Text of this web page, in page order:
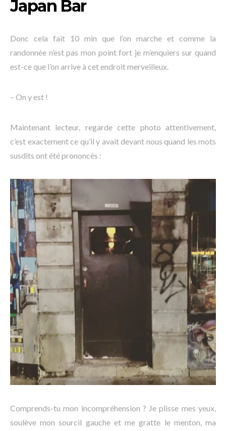
Japan Bar
Donc cela fait 10 min que l’on marche et comme la
randonnée n’est pas mon point fort je m’enquiers sur quand
est-ce que l’on arrive à cet endroit merveilleux.
– On y est !
Maintenant lecteur, regarde cette photo attentivement,
c’est exactement ce qu’il y avait devant nous quand les mots
susdits ont été prononcés :
Comprends-tu mon incompréhension ? Je plisse mes yeux,
soulève mon sourcil gauche et me gratte le menton, ma